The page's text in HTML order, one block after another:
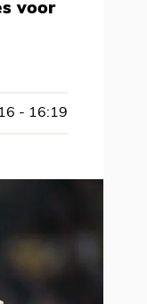
voor
- 16:19